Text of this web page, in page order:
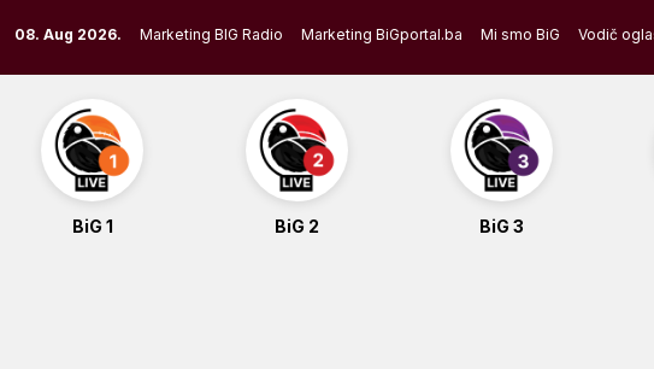
to
content
08. Aug 2026. Marketing BIG Radio Marketing BiGportal.ba Mi smo BiG Vodič
BiG 1 BiG 2 BiG 3